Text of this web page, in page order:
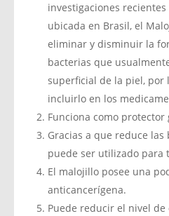
investigaciones
ubicada en Brasil, el
eliminar y disminuir la
bacterias que
superficial de la piel, por
incluirlo en los
Funciona como protector
Gracias a que reduce
puede ser utilizado para
El malojillo posee una
anticancerígena.
Puede reducir el nivel